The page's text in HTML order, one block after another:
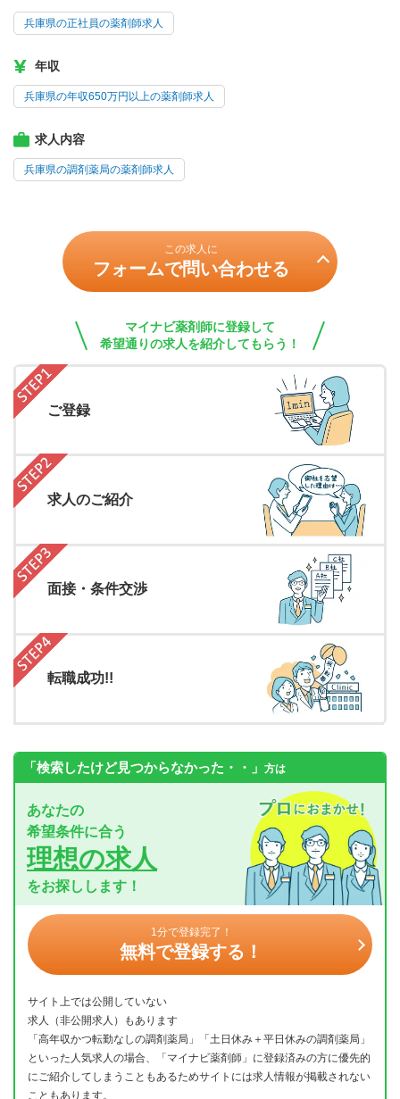
兵庫県の正社員の薬剤師求人
年収
兵庫県の年収650万円以上の薬剤師求人
求人内容
兵庫県の調剤薬局の薬剤師求人
この求人に
フォームで問い合わせる
マイナビ薬剤師に登録して
希望通りの求人を紹介してもらう！
ご登録
求人のご紹介
面接・条件交渉
転職成功!!
「検索したけど見つからなかった・・」 方は
あなたの
希望条件に合う
理想の求人
をお探しします！
1分で登録完了！
無料で登録する！
サイト上では公開していない
求人（非公開求人）もあります
「高年収かつ転勤なしの調剤薬局」「土日休み＋平日休みの調剤薬局」
といった人気求人の場合、「マイナビ薬剤師」に登録済みの方に優先的
にご紹介してしまうこともあるためサイトには求人情報が掲載されない
こともあります。